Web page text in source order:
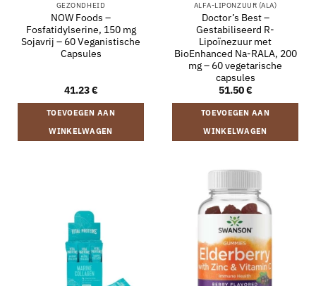
GEZONDHEID
NOW Foods –
Fosfatidylserine, 150 mg
Sojavrij – 60 Veganistische
Capsules
41.23€
TOEVOEGEN AAN
WINKELWAGEN
ALFA-LIPONZUUR (ALA)
Doctor’s Best –
Gestabiliseerd R-
Lipoïnezuur met
BioEnhanced Na-RALA, 200
mg – 60 vegetarische
capsules
51.50€
TOEVOEGEN AAN
WINKELWAGEN